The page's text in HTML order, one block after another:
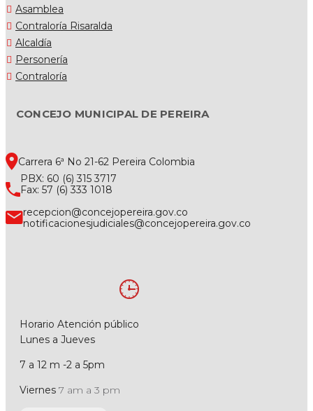
Asamblea
Contraloría Risaralda
Alcaldía
Personería
Contraloría
CONCEJO MUNICIPAL DE PEREIRA
Carrera 6ª No 21-62 Pereira Colombia
PBX: 60 (6) 315 3717
Fax: 57 (6) 333 1018
recepcion@concejopereira.gov.co
notificacionesjudiciales@concejopereira.gov.co
Horario Atención público
Lunes a Jueves
7 a 12 m -2 a 5pm
Viernes 7 am a 3 pm